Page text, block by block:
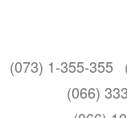
(073) 1-355-355
(066)